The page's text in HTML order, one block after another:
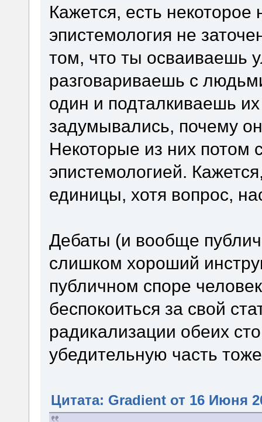
Кажется, есть
эпистемология не
том, что ты осваиваешь
разговариваешь с
один и подталкиваешь
задумывались, почему
Некоторые из них потом
эпистемологией.
единицы, хотя вопрос,
Дебаты (и вообще
слишком хороший
публичном споре
беспокоиться за свой
радикализации обеих
убедительную часть
Цитата: Gradient от 16 Июня